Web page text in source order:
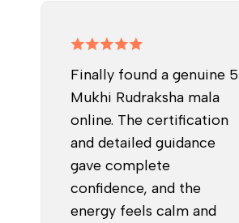
Finally found a genuine 5
Mukhi Rudraksha mala
online. The certification
and detailed guidance
gave complete
confidence, and the
energy feels calm and